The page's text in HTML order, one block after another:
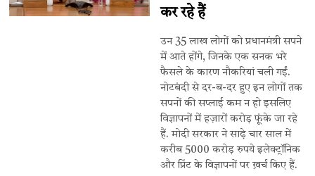
कर रहे हैं
उन 35 लाख लोगों को प्रधानमंत्री सपने
में आते होंगे, जिनके एक सनक भरे
फैसले के कारण नौकरियां चली गईं.
नोटबंदी से दर-ब-दर हुए इन लोगों तक
सपनों की सप्लाई कम न हो इसलिए
विज्ञापनों में हज़ारों करोड़ फूंके जा रहे
हैं. मोदी सरकार ने साढ़े चार साल में
करीब 5000 करोड़ रुपये इलेक्ट्रॉनिक
और प्रिंट के विज्ञापनों पर ख़र्च किए हैं.